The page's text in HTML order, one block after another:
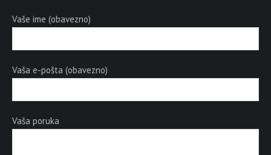
Vaše ime (obavezno)
Vaša e-pošta (obavezno)
Vaša poruka